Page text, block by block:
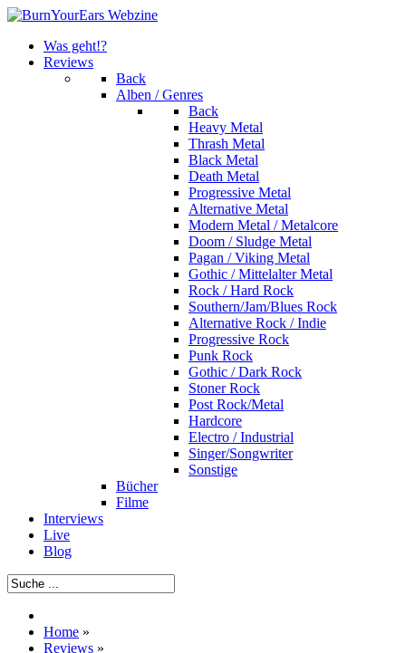
Was geht!?
Reviews
Back
Alben / Genres
Back
Heavy Metal
Thrash Metal
Black Metal
Death Metal
Progressive Metal
Alternative Metal
Modern Metal / Metalcore
Doom / Sludge Metal
Pagan / Viking Metal
Gothic / Mittelalter Metal
Rock / Hard Rock
Southern/Jam/Blues Rock
Alternative Rock / Indie
Progressive Rock
Punk Rock
Gothic / Dark Rock
Stoner Rock
Post Rock/Metal
Hardcore
Electro / Industrial
Singer/Songwriter
Sonstige
Bücher
Filme
Interviews
Live
Blog
Home »
Reviews »